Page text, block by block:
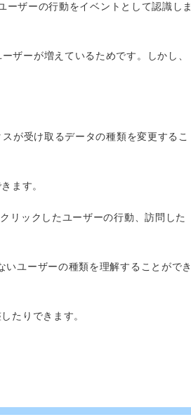
ザーの行動をイベントとして認識しま
ザーが増えているためです。しかし、
が受け取るデータの種類を変更するこ
ます。
リックしたユーザーの行動、訪問した
ユーザーの種類を理解することができ
たりできます。